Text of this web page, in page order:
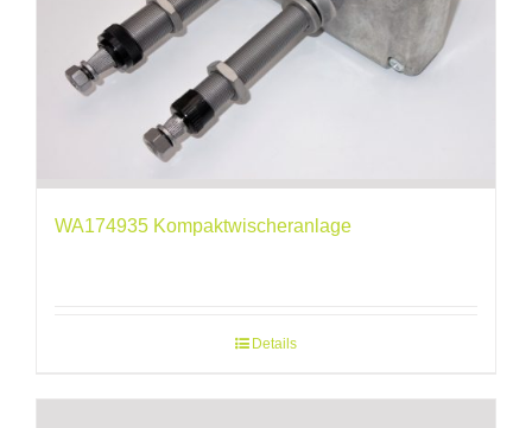
WA174935 Kompaktwischeranlage
Details